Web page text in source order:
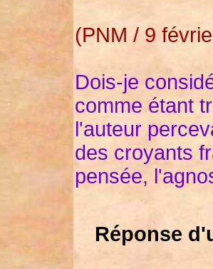
(PNM / 9
Dois-je
comme étant
l'auteur
des croyants
pensée,
Réponse